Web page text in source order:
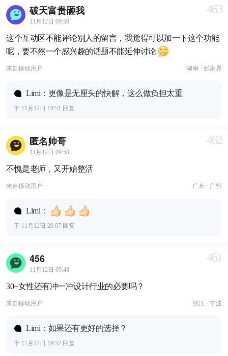
破天富贵砸我
11月12日 09:50
463
这个互动区不能评论别人的留言，我觉得可以加一下这个功能
呢，要不然一个感兴趣的话题不能延伸讨论
来自移动用户 湖南 · 张家界
Limi：更像是无厘头的快解，这么做负担太重
于 11月12日 19:51 回复
匿名帅哥
11月12日 09:50
462
不愧是老师，又开始整活
来自移动用户 广东 · 广州
Limi：
于 11月12日 20:07 回复
456
11月12日 09:48
461
30+女性还有冲一冲设计行业的必要吗？
来自移动用户 浙江 · 宁波
Limi：如果还有更好的选择？
于 11月12日 19:52 回复